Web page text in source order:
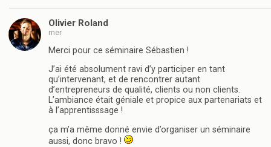
Olivier Roland
mer
Merci pour ce séminaire Sébastien !
J’ai été absolument ravi d’y participer en tant
qu’intervenant, et de rencontrer autant
d’entrepreneurs de qualité, clients ou non clients.
L’ambiance était géniale et propice aux partenariats et
à l’apprentisssage !
ça m’a même donné envie d’organiser un séminaire
aussi, donc bravo !